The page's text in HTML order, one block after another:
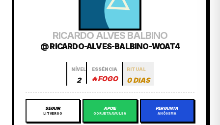
RICARDO ALVES BALBINO
@ RICARDO-ALVES-BALBINO-WOAT4
NÍVEL
2
ESSÊNCIA
🔥FOGO
RITUAL
0 DIAS
SEGUIR
LITVERSO
APOIE
GORJETA AVULSA
PERGUNTA
ANÔNIMA